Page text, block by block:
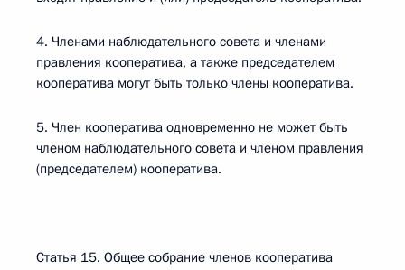
4. Членами наблюдательного совета и членами
правления кооператива, а также председателем
кооператива могут быть только члены кооператива.
5. Член кооператива одновременно не может быть
членом наблюдательного совета и членом правления
(председателем) кооператива.
Статья 15. Общее собрание членов кооператива